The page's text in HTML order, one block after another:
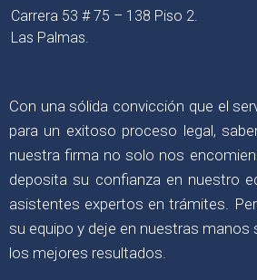
Carrera 53 # 75 – 138 Piso 2.
Las Palmas.
Con una sólida convicción que el
para un exitoso proceso legal,
nuestra firma no solo nos
deposita su confianza en nuestro
asistentes expertos en trámites.
su equipo y deje en nuestras manos
los mejores resultados.